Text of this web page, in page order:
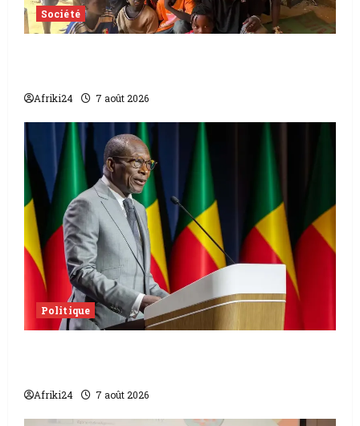
Société
Afriki24 7 août 2026
Politique
Afriki24 7 août 2026